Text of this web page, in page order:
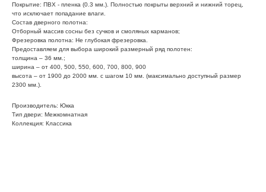
Покрытие: ПВХ - пленка (0.3 мм.). Полностью покрыты верхний и нижний торец,
что исключает попадание влаги.
Состав дверного полотна:
Отборный массив сосны без сучков и смоляных карманов;
Фрезеровка полотна: Не глубокая фрезеровка.
Предоставляем для выбора широкий размерный ряд полотен:
толщина – 36 мм.;
ширина – от 400, 500, 550, 600, 700, 800, 900
высота – от 1900 до 2000 мм. с шагом 10 мм. (максимально доступный размер
2300 мм.).
Производитель: Юкка
Тип двери: Межкомнатная
Коллекция: Классика